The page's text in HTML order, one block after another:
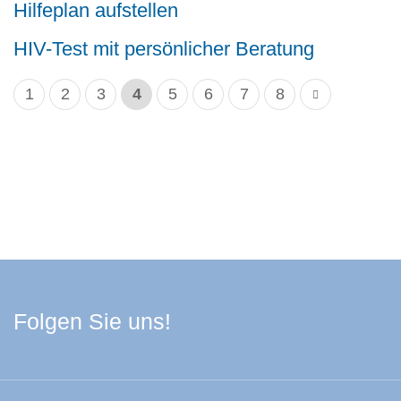
Hilfeplan aufstellen
HIV-Test mit persönlicher Beratung
1 2 3 4 5 6 7 8
Folgen Sie uns!